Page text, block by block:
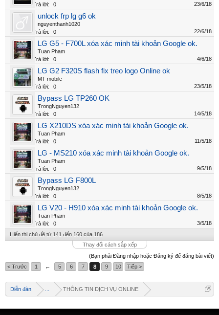
+ Chào mừng bạn đến với diễn đàn thông tin
Trả lời:
0 23/6/18
unlock frp lg g6 ok
nguyenthanh1020
Trả lời:
0 22/6/18
LG G5 - F700L xóa xác minh tài khoản Google ok.
Tuan Pham
Trả lời:
0 4/6/18
LG G2 F320S flash fix treo logo Online ok
MT mobile
Trả lời:
0 23/5/18
Bypass LG TP260 OK
TrongNguyen132
Trả lời:
0 14/5/18
LG X210DS xóa xác minh tài khoản Google ok.
Tuan Pham
Trả lời:
0 11/5/18
LG - MS210 xóa xác minh tài khoản Google ok.
Tuan Pham
Trả lời:
0 9/5/18
Bypass LG F800L
TrongNguyen132
Trả lời:
0 8/5/18
LG V20 - H910 xóa xác minh tài khoản Google ok.
Tuan Pham
Trả lời:
0
3/5/18
Hiển thị chủ đề từ 141 đến 160 của 186
Thay đổi cách sắp xếp
(Bạn phải Đăng nhập hoặc Đăng ký để đăng bài viết)
< Trước
1 ← 5 6 7 8 9 10 Tiếp >
Diễn đàn THÔNG TIN DỊCH VỤ ONLINE